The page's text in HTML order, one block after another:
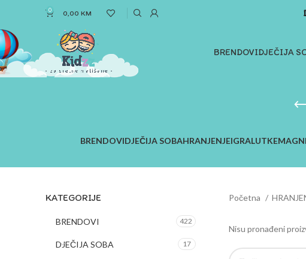
0 0,00 KM
BRENDOVIDJEČIJA
BRENDOVIDJEČIJA SOBAHRANJENJEIGRALUTKE
KATEGORIJE
BRENDOVI 422
DJEČIJA SOBA 17
Početna
Nisu pronađeni